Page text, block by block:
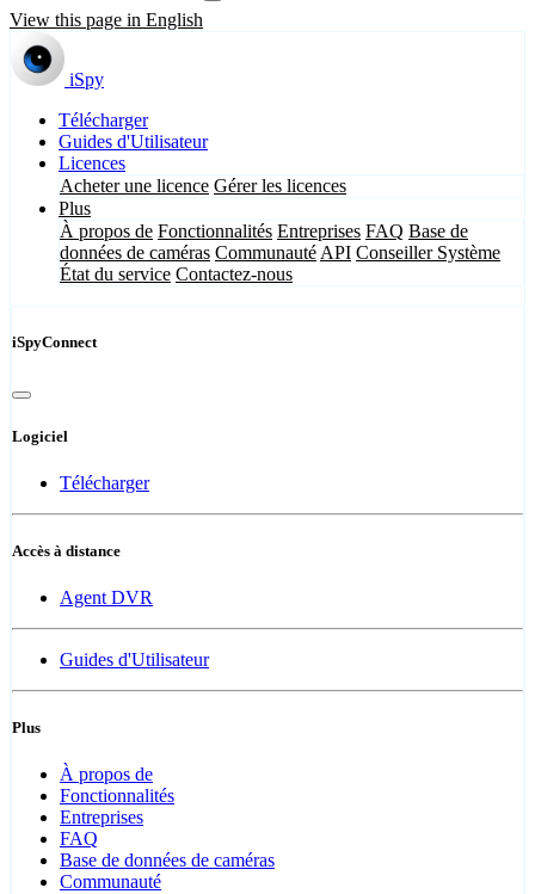
View this page in English
iSpy
Télécharger
Guides d'Utilisateur
Licences
Acheter une licence Gérer les licences
Plus
À propos de Fonctionnalités Entreprises FAQ Base de
données de caméras Communauté API Conseiller Système
État du service Contactez-nous
iSpyConnect
Logiciel
Télécharger
Accès à distance
Agent DVR
Guides d'Utilisateur
Plus
À propos de
Fonctionnalités
Entreprises
FAQ
Base de données de caméras
Communauté